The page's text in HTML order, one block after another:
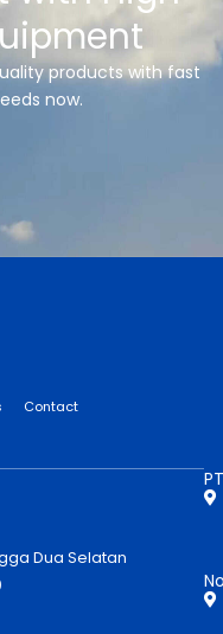
products with fast
now.
Contact
Dua Selatan